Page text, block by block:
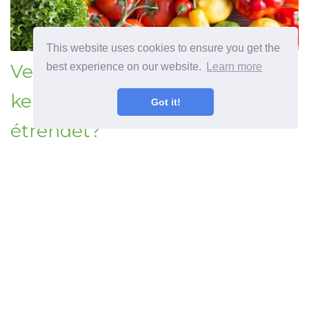
This website uses cookies to ensure you get the
best experience on our website.
Learn more
Got it!
Veganizmus mi ez és hogyan
kell elvégezni a vegán
étrendet?